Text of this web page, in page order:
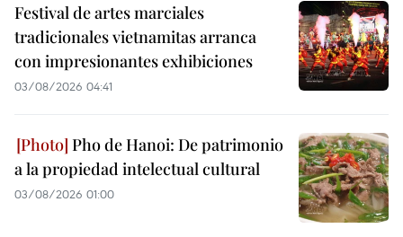
Festival de artes marciales
tradicionales vietnamitas arranca
con impresionantes exhibiciones
03/08/2026 04:41
Pho de Hanoi: De patrimonio
a la propiedad intelectual cultural
03/08/2026 01:00